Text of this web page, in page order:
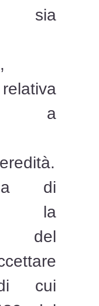
sia
a
di
la
del
di cui